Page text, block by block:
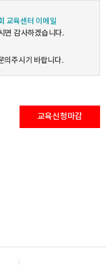
교육센터 이메일
면 감사하겠습니다.
의주시기 바랍니다.
교육신청마감